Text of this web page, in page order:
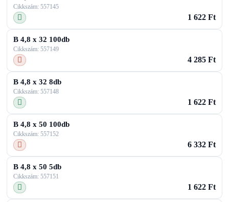
Cikkszám: 557145
1 622 Ft
B 4,8 x 32 100db
Cikkszám: 557149
4 285 Ft
B 4,8 x 32 8db
Cikkszám: 557148
1 622 Ft
B 4,8 x 50 100db
Cikkszám: 557152
6 332 Ft
B 4,8 x 50 5db
Cikkszám: 557151
1 622 Ft